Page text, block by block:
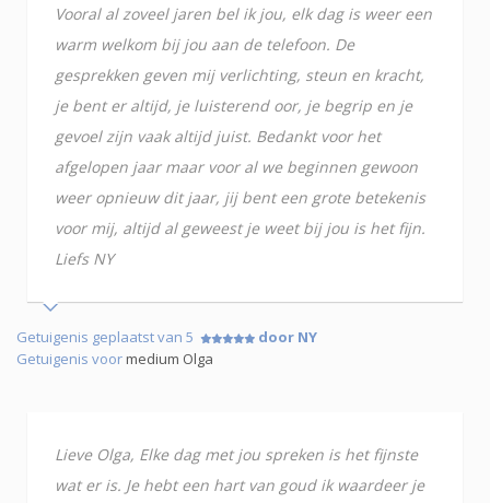
Vooral al zoveel jaren bel ik jou, elk dag is weer een
warm welkom bij jou aan de telefoon. De
gesprekken geven mij verlichting, steun en kracht,
je bent er altijd, je luisterend oor, je begrip en je
gevoel zijn vaak altijd juist. Bedankt voor het
afgelopen jaar maar voor al we beginnen gewoon
weer opnieuw dit jaar, jij bent een grote betekenis
voor mij, altijd al geweest je weet bij jou is het fijn.
Liefs NY
Getuigenis geplaatst van 5
door NY
Getuigenis voormedium Olga
Lieve Olga, Elke dag met jou spreken is het fijnste
wat er is. Je hebt een hart van goud ik waardeer je